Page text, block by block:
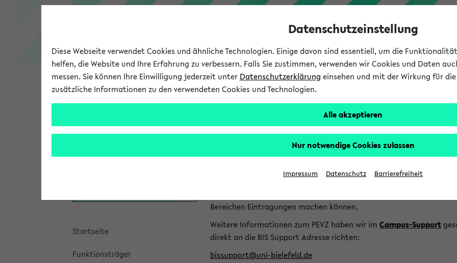
Universität Forschung Studium
Startseite
Funktionsträger
Hilfe & Kontakt
Das Personen- und Einrichtungsverzeichnis wird Ihnen vom Projekt
Die Inhalte des Verzeichnisses werden von den Fakultäten und
Bereichen Eintragungen machen können.
Weitere Informationen zum PEVZ haben wir im Campus-Support
direkt an die BIS Support Adresse richten:
bissupport@uni-bielefeld.de
Datenschutzeinstellung
Diese Webseite verwendet Cookies und ähnliche Technologien. Einige davon sind essentiell, um die
helfen, die Website und Ihre Erfahrung zu verbessern. Falls Sie zustimmen, verwenden wir Cookies und Daten
messen. Sie können Ihre Einwilligung jederzeit unter Datenschutzerklärung einsehen und mit der Wirkung für
zusätzliche Informationen zu den verwendeten Cookies und Technologien.
Alle akzeptieren
Nur notwendige Cookies zulassen
Impressum Datenschutz Barrierefreiheit